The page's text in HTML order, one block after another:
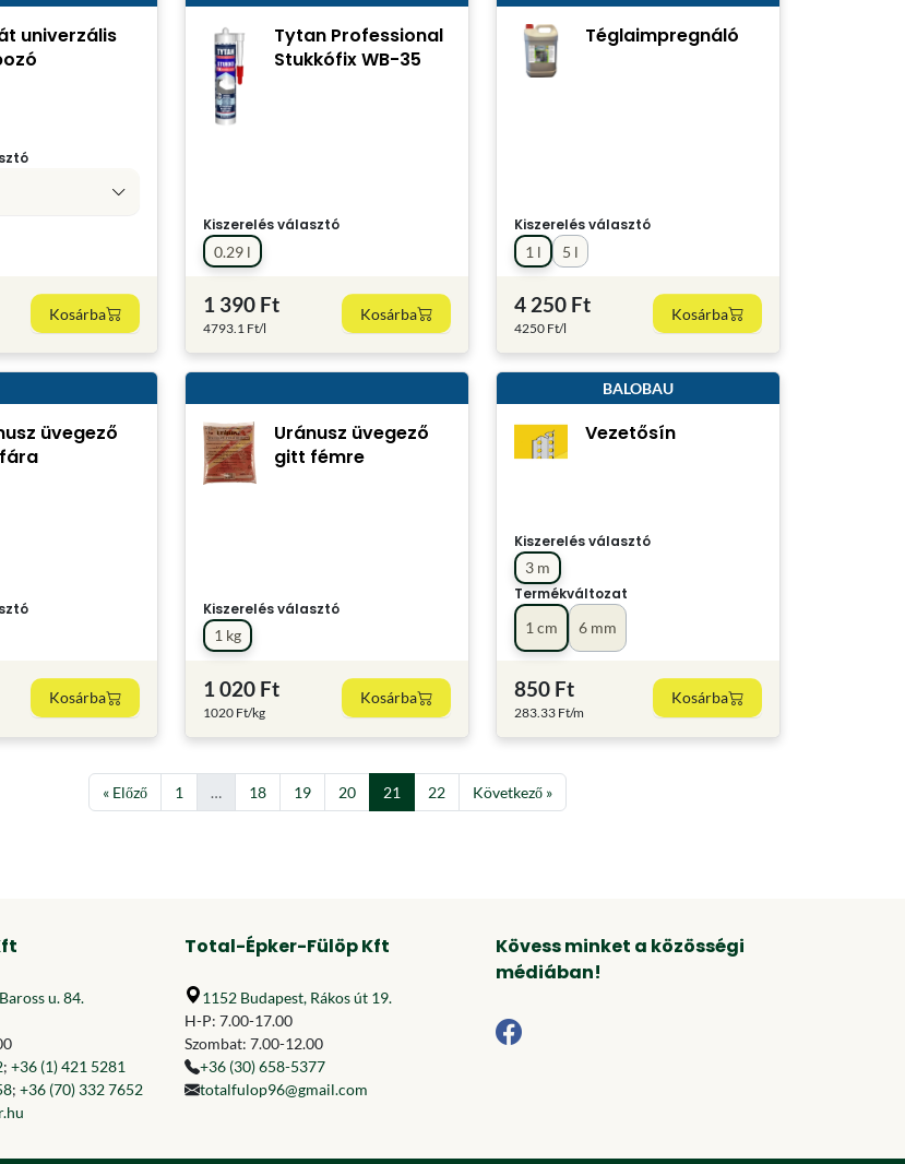
univerzális
Kosárba
Tytan Professional
Stukkófix WB-35
Kiszerelés választó
0.29 l
1 390 Ft
4793.1 Ft/l
Kosárba
Téglaimpregnáló
Kiszerelés választó
1 l
5 l
4 250 Ft
4250 Ft/l
Kosárba
üvegező
Kosárba
Uránusz üvegező
gitt fémre
Kiszerelés választó
1 kg
1 020 Ft
1020 Ft/kg
Kosárba
BALOBAU
Vezetősín
Kiszerelés választó
3 m
Termékváltozat
1 cm
6 mm
850 Ft
283.33 Ft/m
Kosárba
« Előző 1 … 18 19 20 21 22 Következő »
u. 84.
; +36 (1) 421 5281
; +36 (70) 332 7652
Total-Épker-Fülöp Kft
1152 Budapest, Rákos út 19.
H-P: 7.00-17.00
Szombat: 7.00-12.00
+36 (30) 658-5377
totalfulop96@gmail.com
Kövess minket a közösségi
médiában!